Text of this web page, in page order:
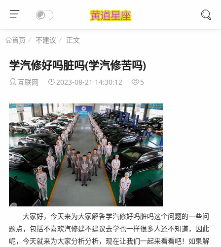
首页 不建议 正文
学汽修好吗脏吗(学汽修苦吗)
互联网 2023-08-21 14:30:12 5
大家好，今天来为大家解答学汽修好吗脏吗这个问题的一些问
题点，包括不喜欢汽修建不建议去学也一样很多人还不知道，因此
呢，今天就来为大家分析分析，现在让我们一起来看看吧！如果解